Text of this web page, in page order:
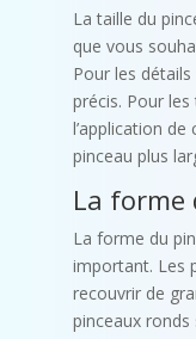
La taille du
que vous
Pour les
précis. Pour
l’application
pinceau plus
La forme
La forme du
important. Les
recouvrir de
pinceaux